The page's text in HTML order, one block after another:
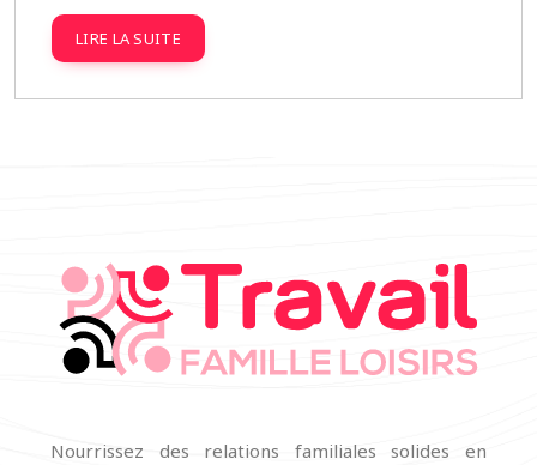
LIRE LA SUITE
Nourrissez des relations familiales solides en